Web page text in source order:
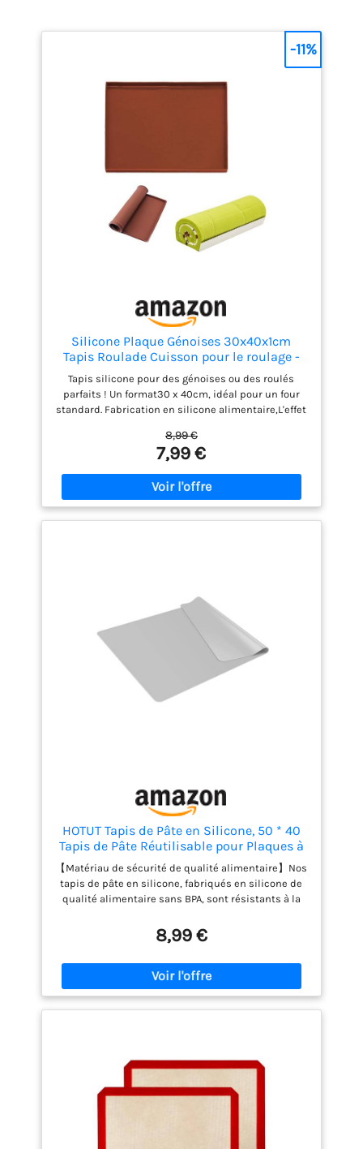
Silicone Plaque Génoises 30x40x1cm
Tapis Roulade Cuisson pour le roulage -
Flexible et rebord (Marron)
Tapis silicone pour des génoises ou des roulés
parfaits ! Un format30 x 40cm, idéal pour un four
standard. Fabrication en silicone alimentaire,L'effet
rapide Hauteur de 1cm et rebord: aliments et
liquides retenus Résistant au four et à la
congélation de -40°C à +230°C Tapis recommandé
pour : biscuit, crème brûlée, ganache, caramels,
joconde, pâte de fruits, ...
8,99 €
7,99 €
-11%
HOTUT Tapis de Pâte en Silicone, 50 * 40
Tapis de Pâte Réutilisable pour Plaques à
Pâtisserie Antiadhésives, Tapis de Cuisson
de Qualité Professionnelle pour
Macarons/Biscuits/Pizza/Pâte
【Matériau de sécurité de qualité alimentaire】Nos
tapis de pâte en silicone, fabriqués en silicone de
qualité alimentaire sans BPA, sont résistants à la
vous soyez un chef professionnel ou un passionné
de cuisine, ce tapis de cuisson multifonctionnel en
silicone sera d'une aide précieuse pour votre
cuisine 【Grande taille et conception unique】 La
taille du tapis de cuisson est de 500*400MM, vous
offrant une plus grande surface pour étaler la pâte
excellent outil pour préparer votre pâtisserie et
fournit d'excellents résultats de cuisson（Taille
standard de ce produit : 500 mm x 400 mm (19,7
8,99 €